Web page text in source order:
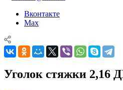
Вконтакте
Max
Уголок стяжки 2,16